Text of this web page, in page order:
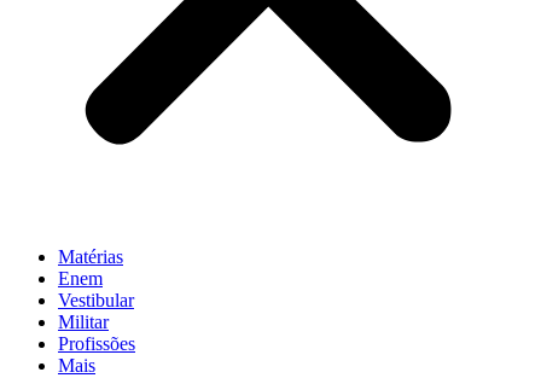
Matérias
Enem
Vestibular
Militar
Profissões
Mais